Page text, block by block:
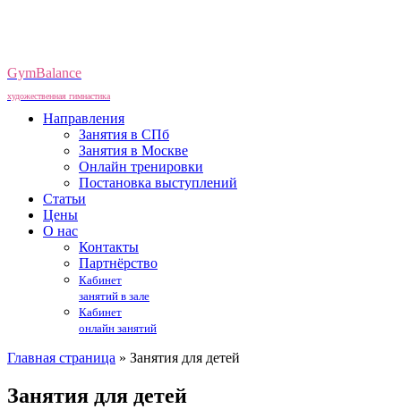
GymBalance
художественная гимнастика
Направления
Занятия в СПб
Занятия в Москве
Онлайн тренировки
Постановка выступлений
Статьи
Цены
О нас
Контакты
Партнёрство
Кабинет
занятий в зале
Кабинет
онлайн занятий
Главная страница » Занятия для детей
Занятия для детей